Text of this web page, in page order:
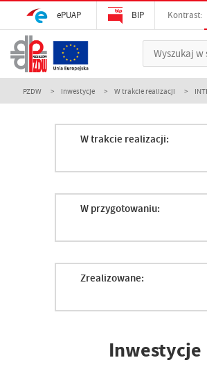
ePUAP BIP Kontrast:
PZDW Inwestycje W trakcie realizacji
W trakcie realizacji:
W przygotowaniu:
Zrealizowane:
Inwestycje